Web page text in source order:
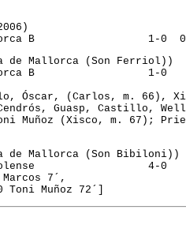
B                  1-0
de Mallorca (Son Ferriol))
CD Ferriolense - RCD Mallorca B			 1-0
Óscar, (Carlos, m. 66),
Cendrós, Guasp, Castillo,
Muñoz (Xisco, m. 67);
de Mallorca (Son Bibiloni))
RCD Mallorca B - CD Ferriolense			 4-0
Marcos 7´,
Toni Muñoz 72´]